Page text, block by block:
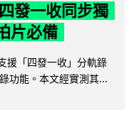
發一收同步獨
片必備
援「四發一收」分軌錄
功能。本文經實測其...